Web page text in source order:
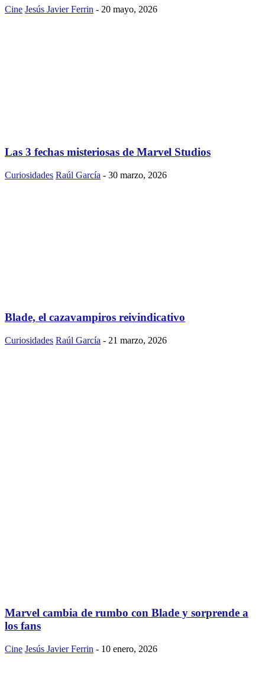
Cine Jesús Javier Ferrin - 20 mayo, 2026
Las 3 fechas misteriosas de Marvel Studios
Curiosidades Raúl García - 30 marzo, 2026
Blade, el cazavampiros reivindicativo
Curiosidades Raúl García - 21 marzo, 2026
Marvel cambia de rumbo con Blade y sorprende a
los fans
Cine Jesús Javier Ferrin - 10 enero, 2026